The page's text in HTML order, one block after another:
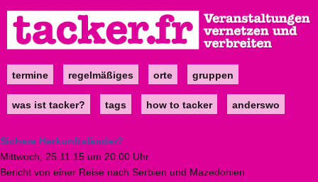
zum
Inhalt
Maintermine regelmäßiges orte gruppen
was ist tacker? tags how to tacker anderswo
Sichere Herkunftsländer?
Mittwoch, 25.11.15 um 20:00 Uhr
Bericht von einer Reise nach Serbien und Mazedonien